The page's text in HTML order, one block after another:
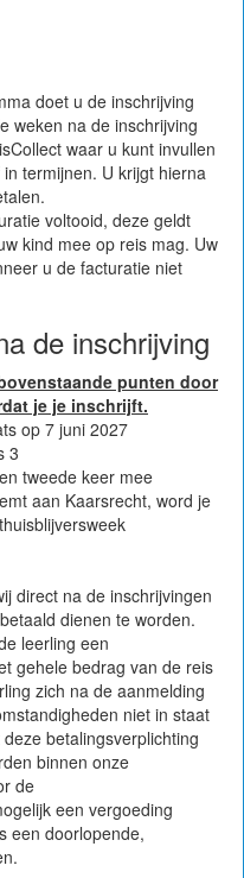
doet u de inschrijving
weken na de inschrijving
waar u kunt invullen
termijnen. U krijgt hierna
voltooid, deze geldt
kind mee op reis mag. Uw
u de facturatie niet
de inschrijving
punten door
je je inschrijft.
op 7 juni 2027
3
tweede keer mee
aan Kaarsrecht, word je
direct na de inschrijvingen
dienen te worden.
leerling een
gehele bedrag van de reis
zich na de aanmelding
niet in staat
betalingsverplichting
binnen onze
de
een vergoeding
een doorlopende,